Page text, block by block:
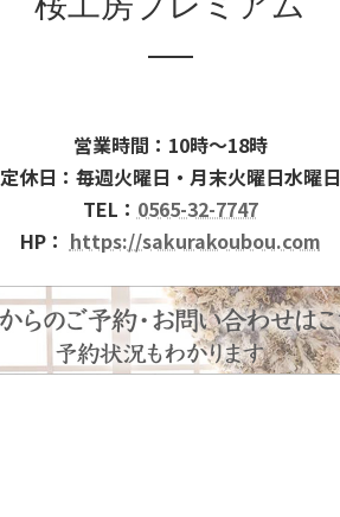
営業時間：10時～18時
定休日：毎週火曜日・月末火曜日水曜日
TEL： 0565-32-7747
HP： https://sakurakoubou.com